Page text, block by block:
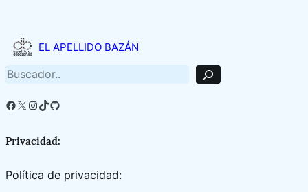
EL APELLIDO BAZÁN
c
rFacebook X Instagram TikTok GitHub
Privacidad:
Política de privacidad: